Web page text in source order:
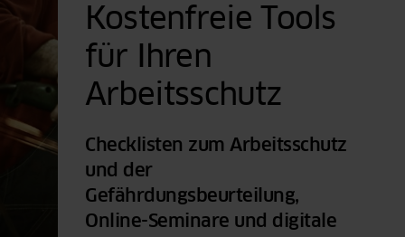
Kostenfreie Tools
für Ihren
Arbeitsschutz
Checklisten zum Arbeitsschutz
und der
Gefährdungsbeurteilung,
Online-Seminare und digitale